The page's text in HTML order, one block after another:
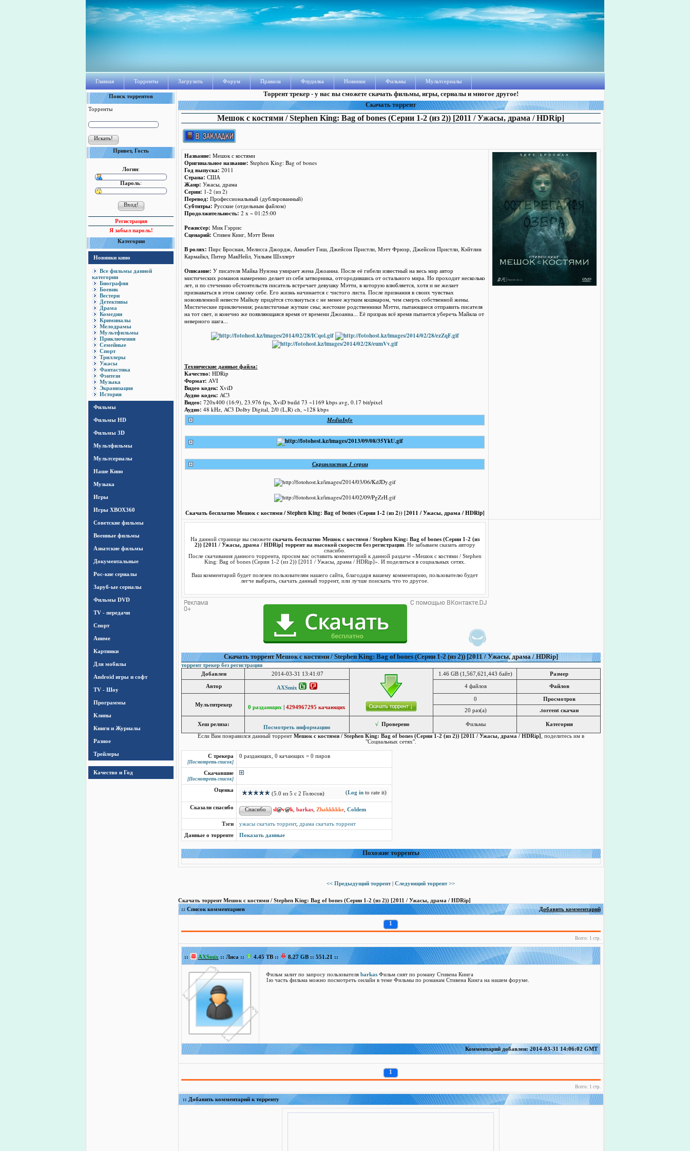
Главная Торренты Загрузить Форум Правила Флудилка Новинки Фильмы Мультсериалы
Поиск торрентов
Торренты
Привет, Гость
Логин:
Пароль:
Регистрация
Я забыл пароль!
Категории
Новинки кино
Все фильмы данной
категории
Биография
Боевик
Вестерн
Детективы
Драма
Комедии
Криминалы
Мелодрамы
Мультфильмы
Приключения
Семейные
Спорт
Триллеры
Ужасы
Фантастика
Фэнтези
Музыка
Экранизация
История
Фильмы
Фильмы HD
Фильмы 3D
Мультфильмы
Мультсериалы
Наше Кино
Музыка
Игры
Игры ХВОХ360
Cоветские фильмы
Военные фильмы
Азиатские фильмы
Документальные
Рос-кие сериалы
Заруб-ые сериалы
Фильмы DVD
TV - передачи
Спорт
Аниме
Картинки
Для мобилы
Android игры и софт
TV - Шоу
Программы
Клипы
Книги и Журналы
Разное
Трейлеры
Качество и Год
Торрент трекер - у нас вы сможете скачать фильмы, игры, сериалы и многое другое!
Скачать торрент
Мешок с костями / Stephen King: Bag of bones (Серии 1-2 (из 2)) [2011 / Ужасы, драма / HDRip]
Название: Мешок с костями
Оригинальное название: Stephen King: Bag of bones
Год выпуска: 2011
Страна: США
Жанр: Ужасы, драма
Серии: 1-2 (из 2)
Перевод: Профессиональный (дублированный)
Субтитры: Русские (отдельным файлом)
Продолжительность: 2 х ~ 01:25:00
Режисcер: Мик Гэррис
Сценарий: Стивен Кинг, Мэтт Венн
В ролях: Пирс Броснан, Мелисса Джордж, Аннабет Гиш, Джейсон Пристли, Мэтт Фрюэр, Джейсон Пристли, Кэйтлин
Кармайкл, Питер МакНейл, Уильям Шэллерт
Описание: У писателя Майка Нунэна умирает жена Джоанна. После её гибели известный на весь мир автор
мистических романов намеренно делает из себя затворника, отгородившись от остального мира. Но проходит несколько
лет, и по стечению обстоятельств писатель встречает девушку Мэтти, в которую влюбляется, хотя и не желает
признаваться в этом самому себе. Его жизнь начинается с чистого листа. После признания в своих чувствах
новоявленной невесте Майклу придётся столкнуться с не менее жутким кошмаром, чем смерть собственной жены.
Мистические приключения; реалистичные жуткие сны; жестокие родственники Мэтти, пытающиеся отправить писателя
на тот свет, и конечно же появляющаяся время от времени Джоанна... Её призрак всё время пытается уберечь Майкла от
неверного шага...
Технические данные файла:
Качество: HDRip
Формат: AVI
Видео кодек: XviD
Аудио кодек: AC3
Видео: 720x400 (16:9), 23.976 fps, XviD build 73 ~1169 kbps avg, 0.17 bit/pixel
Аудио: 48 kHz, AC3 Dolby Digital, 2/0 (L,R) ch, ~128 kbps
MediaInfo
Скринлистик 1 серии
Скачать бесплатно Мешок с костями / Stephen King: Bag of bones (Серии 1-2 (из 2)) [2011 / Ужасы, драма / HDRip]
На данной странице вы сможете скачать бесплатно Мешок с костями / Stephen King: Bag of bones (Серии 1-2 (из
2)) [2011 / Ужасы, драма / HDRip] торрент на высокой скорости без регистрации. Не забываем сказать автору
спасибо.
После скачивания данного торрента, просим вас оставить комментарий к данной раздаче «Мешок с костями / Stephen
King: Bag of bones (Серии 1-2 (из 2)) [2011 / Ужасы, драма / HDRip]». И поделиться в социальных сетях.
Ваш комментарий будет полезен пользователям нашего сайта, благодаря вашему комментарию, пользователю будет
легче выбрать, скачать данный торрент, или лучше поискать что то другое.
Cкачать торрент Мешок с костями / Stephen King: Bag of bones (Серии 1-2 (из 2)) [2011 / Ужасы, драма / HDRip]
торрент трекер без регистрации
Добавлен
2014-03-31 13:41:07 1.46 GB (1,567,621,443 байт) Размер
Автор AXSmix 4 файлов Файлов
Мультитрекер 0 раздающих 4294967295 качающих
0
Просмотров
20 раз(a)
.torrent скачан
Хеш релиза:
Посмотреть информацию
√ Проверено Фильмы Категория
Если Вам понравился данный торрент Мешок с костями / Stephen King: Bag of bones (Серии 1-2 (из 2)) [2011 / Ужасы, драма / HDRip]
, поделитесь им в
"Социальных сетях".
С трекера
[Посмотреть список]
0 раздающих, 0 качающих = 0 пиров
Скачавшие
[Посмотреть список]
Оценка
(5.0 из 5 с 2 Голосов) (Log into rate it)
Сказали спасибо sl@v@k, barkas, Zhakkkkke, Coldem
Тэги ужасы скачать торрент, драма скачать торрент
Данные о торренте
Показать данные
Похожие торренты
<< Предыдущий торрент Следующий торрент >>
Скачать торрент Мешок с костями / Stephen King: Bag of bones (Серии 1-2 (из 2)) [2011 / Ужасы, драма / HDRip]
:: Список комментариев
Добавить комментарий
1
Всего: 1 стр.
:: AXSmix:: Лиса :: 4.45 TB :: 8.27 GB ::551.21::
Фильм залит по запросу пользователя barkasФильм снят по роману Стивена Кинга
1ю часть фильма можно посмотреть онлайн в теме Фильмы по романам Стивена Кинга на нашем форуме.
Комментарий добавлен: 2014-03-31 14:06:02 GMT
1
Всего: 1 стр.
:: Добавить комментарий к торренту